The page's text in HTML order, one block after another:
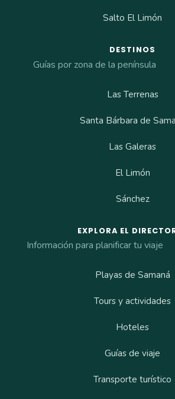
Salto El Limón
DESTINOS
Guías por zona de la península
Las Terrenas
Santa Bárbara de
Las Galeras
El Limón
Sánchez
EXPLORA EL
Información para planificar tu viaje
Playas de Samaná
Tours y actividades
Hoteles
Guías de viaje
Transporte turístico